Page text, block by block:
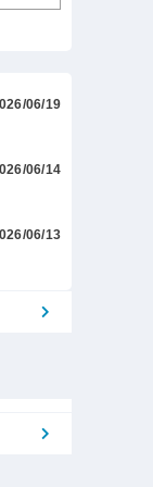
06/19
06/14
06/13